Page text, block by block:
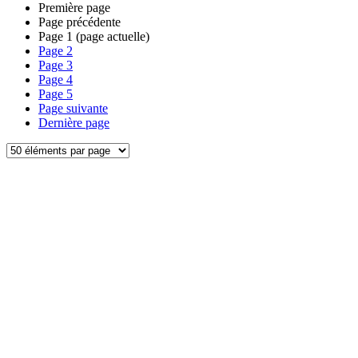
Première page
Page précédente
Page 1 (page actuelle)
Page 2
Page 3
Page 4
Page 5
Page suivante
Dernière page